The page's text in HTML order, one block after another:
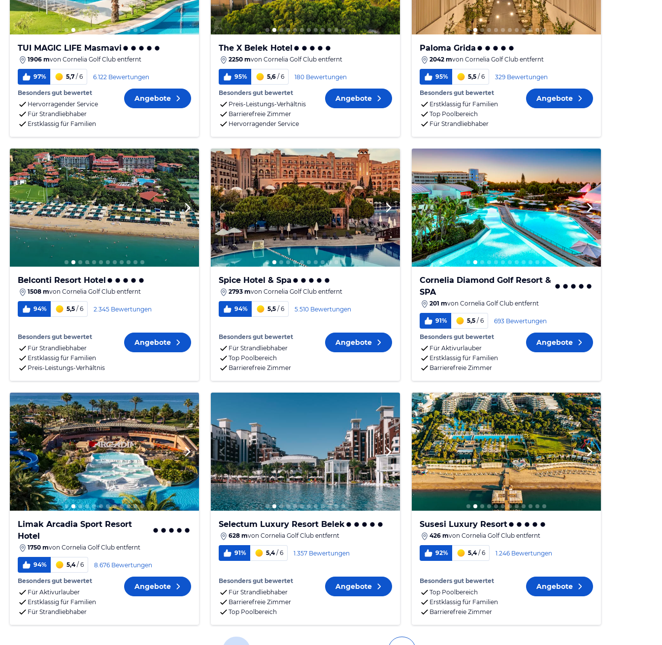
TUI MAGIC LIFE Masmavi
1906 mvon Cornelia Golf Club entfernt
97% 5,7 / 6 6.122 Bewertungen
Besonders gut bewertet
Hervorragender Service
Für Strandliebhaber
Erstklassig für Familien
Angebote
The X Belek Hotel
2250 mvon Cornelia Golf Club entfernt
95% 5,6 / 6 180 Bewertungen
Besonders gut bewertet
Preis-Leistungs-Verhältnis
Barrierefreie Zimmer
Hervorragender Service
Angebote
Paloma Grida
2042 mvon Cornelia Golf Club entfernt
95% 5,5 / 6 329 Bewertungen
Besonders gut bewertet
Erstklassig für Familien
Top Poolbereich
Für Strandliebhaber
Angebote
Belconti Resort Hotel
1508 mvon Cornelia Golf Club entfernt
94% 5,5 / 6 2.345 Bewertungen
Besonders gut bewertet
Für Strandliebhaber
Erstklassig für Familien
Preis-Leistungs-Verhältnis
Angebote
Spice Hotel & Spa
2793 mvon Cornelia Golf Club entfernt
94% 5,5 / 6 5.510 Bewertungen
Besonders gut bewertet
Für Strandliebhaber
Top Poolbereich
Barrierefreie Zimmer
Angebote
Cornelia Diamond Golf Resort &
SPA
201 mvon Cornelia Golf Club entfernt
91% 5,5 / 6 693 Bewertungen
Besonders gut bewertet
Für Aktivurlauber
Erstklassig für Familien
Barrierefreie Zimmer
Angebote
Limak Arcadia Sport Resort
Hotel
1750 mvon Cornelia Golf Club entfernt
94% 5,4/ 6 8.676 Bewertungen
Besonders gut bewertet
Für Aktivurlauber
Erstklassig für Familien
Für Strandliebhaber
Angebote
Selectum Luxury Resort Belek
628 mvon Cornelia Golf Club entfernt
91% 5,4/ 6 1.357 Bewertungen
Besonders gut bewertet
Für Strandliebhaber
Barrierefreie Zimmer
Top Poolbereich
Angebote
Susesi Luxury Resort
426 mvon Cornelia Golf Club entfernt
92% 5,4/ 6 1.246 Bewertungen
Besonders gut bewertet
Top Poolbereich
Erstklassig für Familien
Barrierefreie Zimmer
Angebote